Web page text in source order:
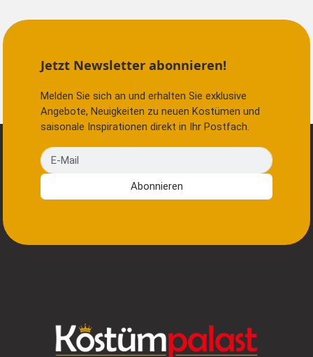
Jetzt Newsletter abonnieren!
Melden Sie sich an und erhalten Sie exklusive
Angebote, Neuigkeiten zu neuen Kostümen und
saisonale Inspirationen direkt in Ihr Postfach.
E-Mail
Abonnieren